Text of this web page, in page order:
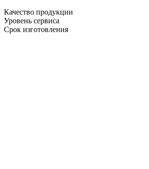
Качество продукции
Уровень сервиса
Срок изготовления